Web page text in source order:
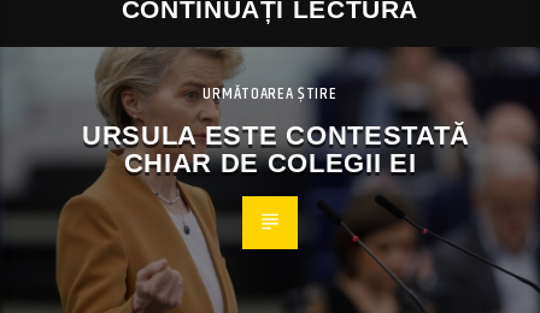
CONTINUAȚI LECTURA
URMĂTOAREA ȘTIRE
URSULA ESTE CONTESTATĂ
CHIAR DE COLEGII EI